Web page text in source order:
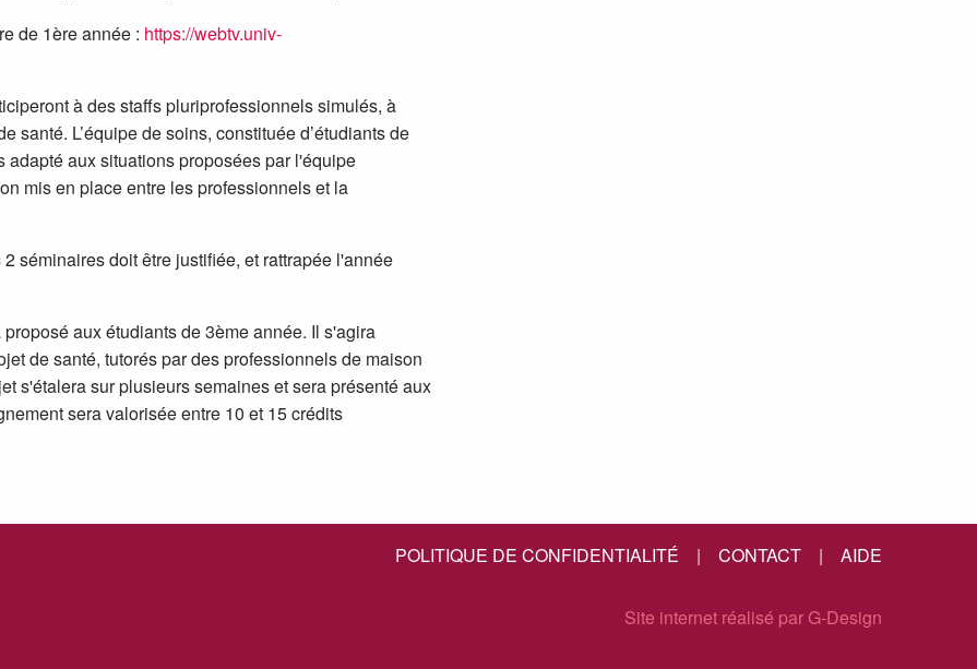
de 1ère année : https://webtv.univ-
à des staffs pluriprofessionnels simulés, à
santé. L’équipe de soins, constituée d’étudiants de
aux situations proposées par l'équipe
mis en place entre les professionnels et la
séminaires doit être justifiée, et rattrapée l'année
aux étudiants de 3ème année. Il s'agira
de santé, tutorés par des professionnels de maison
s'étalera sur plusieurs semaines et sera présenté aux
sera valorisée entre 10 et 15 crédits
POLITIQUE DE CONFIDENTIALITÉ | CONTACT | AIDE
Site internet réalisé par G-Design